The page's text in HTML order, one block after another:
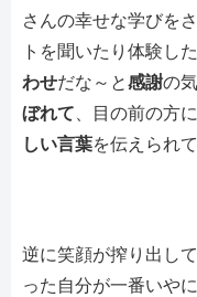
さんの幸せな学びを
トを聞いたり体験し
わせだな～と感謝の
ぼれて 、目の前の方
しい言葉を伝えられ
逆に笑顔が搾り出し
った自分が一番いや